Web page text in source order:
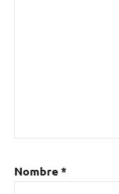
Nombre*